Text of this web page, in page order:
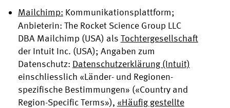
Mailchimp: Kommunikationsplattform;
Anbieterin: The Rocket Science Group LLC
DBA Mailchimp (USA) als Tochtergesellschaft
der Intuit Inc. (USA); Angaben zum
Datenschutz: Datenschutzerklärung (Intuit)
einschliesslich «Länder- und Regionen-
spezifische Bestimmungen» («Country and
Region-Specific Terms»), «Häufig gestellte